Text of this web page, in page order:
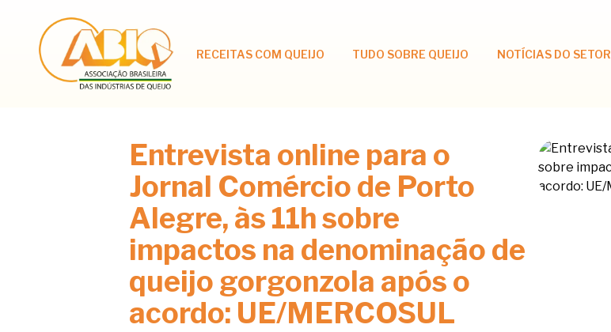
RECEITAS COM QUEIJO TUDO SOBRE QUEIJO NOTÍCIAS DO SETOR
Entrevista online para o
Jornal Comércio de Porto
Alegre, às 11h sobre
impactos na denominação de
queijo gorgonzola após o
acordo: UE/MERCOSUL